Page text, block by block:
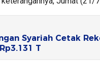
Syariah Cetak
T